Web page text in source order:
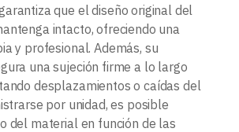
que el diseño original del
intacto, ofreciendo una
y profesional. Además, su
una sujeción firme a lo largo
desplazamientos o caídas del
por unidad, es posible
del material en función de las